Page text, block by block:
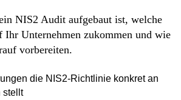
NIS2 Audit aufgebaut ist, welche
Ihr Unternehmen zukommen und wie
vorbereiten.
die NIS2-Richtlinie konkret an
stellt